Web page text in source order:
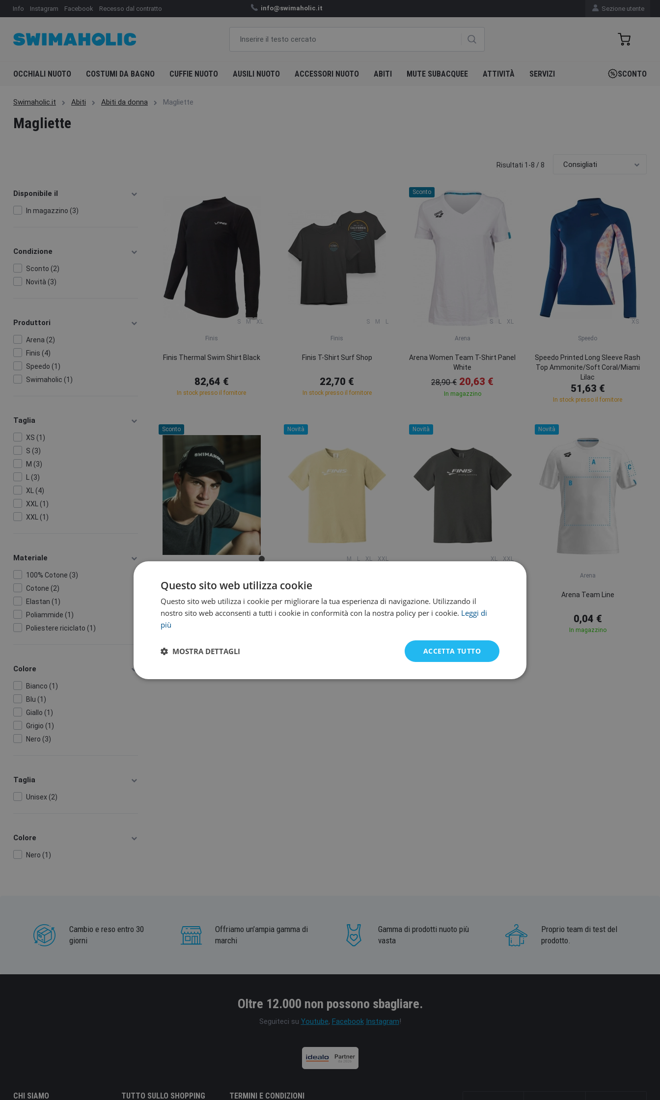
Info Instagram Facebook Recesso dal contratto info@swimaholic.it Sezione utente
OCCHIALI NUOTO COSTUMI DA BAGNO CUFFIE NUOTO AUSILI NUOTO ACCESSORI NUOTO ABITI MUTE SUBACQUEE ATTIVITÀ SERVIZI SCONTO
Swimaholic.it Abiti Abiti da donna Magliette
Magliette
Disponibile il
In magazzino (3)
Condizione
Sconto (2)
Novità (3)
Produttori
Arena (2)
Finis (4)
Speedo (1)
Swimaholic (1)
Taglia
XS (1)
S (3)
M (3)
L (3)
XL (4)
XXL (1)
XXL (1)
Materiale
100% Cotone (3)
Cotone (2)
Elastan (1)
Poliammide (1)
Poliestere riciclato (1)
Colore
Bianco (1)
Blu (1)
Giallo (1)
Grigio (1)
Nero (3)
Taglia
Unisex (2)
Colore
Nero (1)
Risultati 1-8 / 8
S M XL
Finis
Finis Thermal Swim Shirt Black
82,64 €
In stock presso il fornitore
S M L
Finis
Finis T-Shirt Surf Shop
22,70 €
In stock presso il fornitore
Sconto
S L XL
Arena
Arena Women Team T-Shirt Panel
White
28,90 € 20,63 €
In magazzino
XS
Speedo
Speedo Printed Long Sleeve Rash
Top Ammonite/Soft Coral/Miami
Lilac
51,63 €
In stock presso il fornitore
Sconto
12,36 €
Novità
M L XL XXL
41,30 €
Novità
XL XXL
41,30 €
Novità
Arena
Arena Team Line
0,04 €
In magazzino
Cambio e reso entro 30
giorni
Offriamo un’ampia gamma di
marchi
Gamma di prodotti nuoto più
vasta
Proprio team di test del
prodotto.
Oltre 12.000 non possono sbagliare.
Seguiteci su Youtube, Facebook Instagram!
CHI SIAMO TUTTO SULLO SHOPPING TERMINI E CONDIZIONI
Questo sito web utilizza cookie
Questo sito web utilizza i cookie per migliorare la tua esperienza di navigazione. Utilizzando il
nostro sito web acconsenti a tutti i cookie in conformità con la nostra policy per i cookie. Leggi di
più
ACCETTA TUTTO
MOSTRA DETTAGLI